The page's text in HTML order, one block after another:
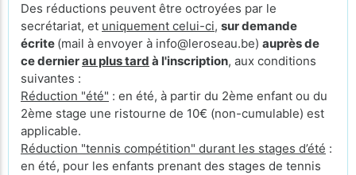
Des réductions peuvent être octroyées par le
secrétariat, et uniquement celui-ci, sur demande
écrite (mail à envoyer à info@leroseau.be) auprès de
ce dernierau plus tard à l'inscription, aux conditions
suivantes :
Réduction "été" : en été, à partir du 2ème enfant ou du
2ème stage une ristourne de 10€ (non-cumulable) est
applicable.
Réduction "tennis compétition" durant les stages d’été :
en été, pour les enfants prenant des stages de tennis